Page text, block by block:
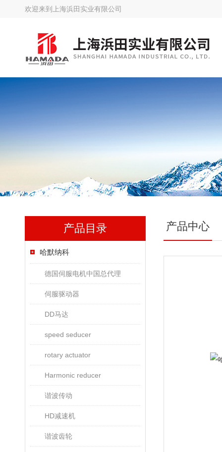
欢迎来到 上海浜田实业有限公司
产品目录
哈默纳科
德国伺服电机中国总代理
伺服驱动器
DD马达
speed seducer
rotary actuator
Harmonic reducer
谐波传动
HD减速机
谐波齿轮
产品中心